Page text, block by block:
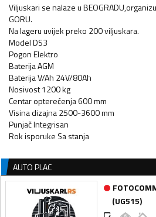
Viljuskari se nalaze u
GORU.
Na lageru uvijek preko 200 viljuskara.
Model DS3
Pogon Elektro
Baterija AGM
Baterija V/Ah 24V/80Ah
Nosivost 1200 kg
Centar opterećenja 600 mm
Visina dizajna 2500-3600 mm
Punjač Integrisan
Rok isporuke Sa stanja
AUTO PLAC
(UG515)